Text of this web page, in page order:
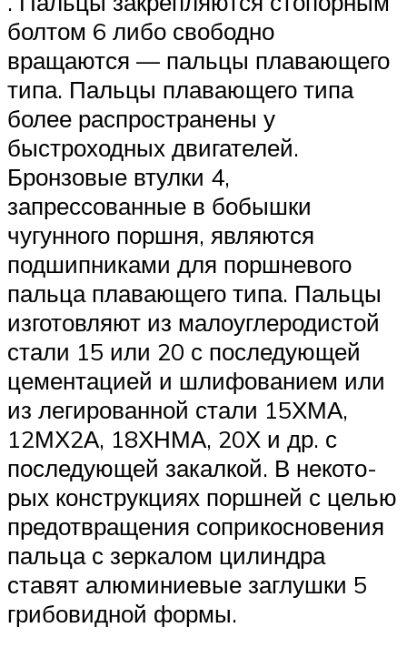
болтом 6 либо свободно
вращаются — пальцы плавающего
типа. Пальцы плавающего типа
более распространены у
быстроходных двигателей.
Бронзовые втулки 4,
запрессованные в бобышки
чугунного поршня, являются
подшипниками для поршневого
пальца плавающего типа. Пальцы
изготовляют из малоуглеродистой
стали 15 или 20 с последующей
цементацией и шлифованием или
из легированной стали 15ХМА,
12МХ2А, 18ХНМА, 20Х и др. с
последующей закалкой. В некото­
рых конструкциях поршней с целью
предотвращения соприкосно­вения
пальца с зеркалом цилиндра
ставят алюминиевые за­глушки 5
грибовидной формы.